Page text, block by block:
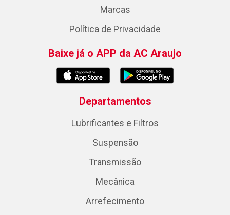
Marcas
Política de Privacidade
Baixe já o APP da AC Araujo
Departamentos
Lubrificantes e Filtros
Suspensão
Transmissão
Mecânica
Arrefecimento